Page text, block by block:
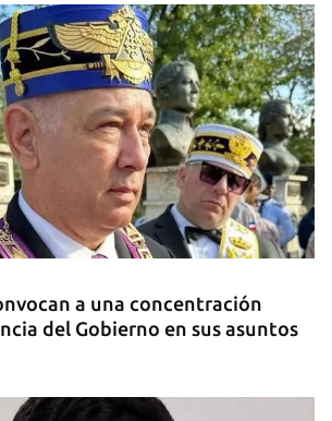
castrista expulsado de
bajo custodia del ICE
a una concentración
del Gobierno en sus asuntos